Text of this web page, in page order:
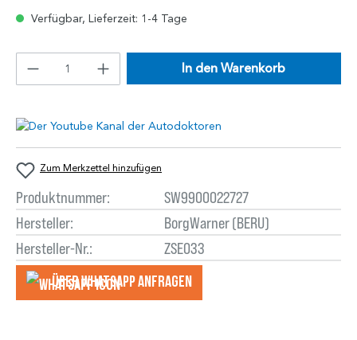
Verfügbar, Lieferzeit: 1-4 Tage
In den Warenkorb
Zum Merkzettel hinzufügen
Produktnummer:
SW9900022727
Hersteller:
BorgWarner (BERU)
Hersteller-Nr.:
ZSE033
Über WhatsApp anfragеn